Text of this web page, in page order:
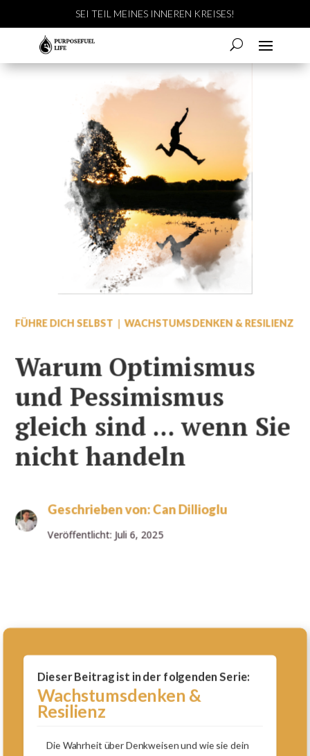
SEI TEIL MEINES INNEREN KREISES!
FÜHRE DICH SELBST |WACHSTUMSDENKEN & RESILIENZ
Warum Optimismus
und Pessimismus
gleich sind ... wenn Sie
nicht handeln
Geschrieben von:Can Dillioglu
Veröffentlicht: Juli 6, 2025
Dieser Beitrag ist in der folgenden Serie:
Wachstumsdenken &
Resilienz
Die Wahrheit über Denkweisen und wie sie dein